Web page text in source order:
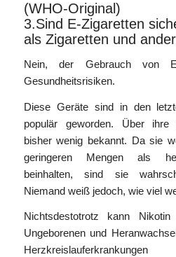
(WHO-Original)
3.Sind E-Zigaretten
als Zigaretten und
Nein, der Gebrauch von
Gesundheitsrisiken.
Diese Geräte sind in den
populär geworden. Über ihre
bisher wenig bekannt. Da sie
geringeren Mengen als
beinhalten, sind sie
Niemand weiß jedoch, wie viel
Nichtsdestotrotz kann
Ungeborenen und